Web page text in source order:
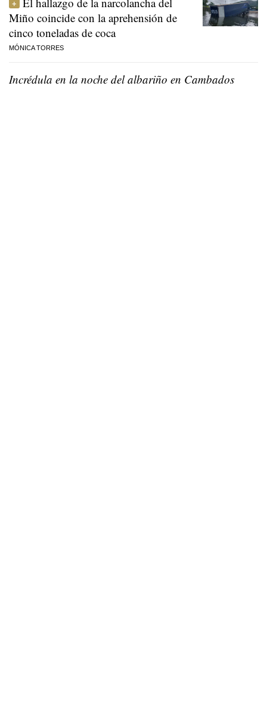
Miño coincide con la aprehensión de
cinco toneladas de coca
MÓNICA TORRES
Incrédula en la noche del albariño en Cambados